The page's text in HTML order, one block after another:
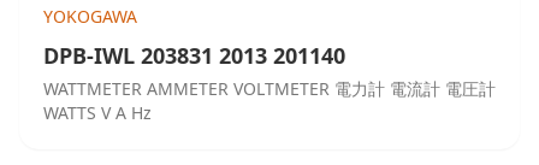
YOKOGAWA
DPB-IWL 203831 2013 201140
WATTMETER AMMETER VOLTMETER 電力計 電流計 電圧計
WATTS V A Hz